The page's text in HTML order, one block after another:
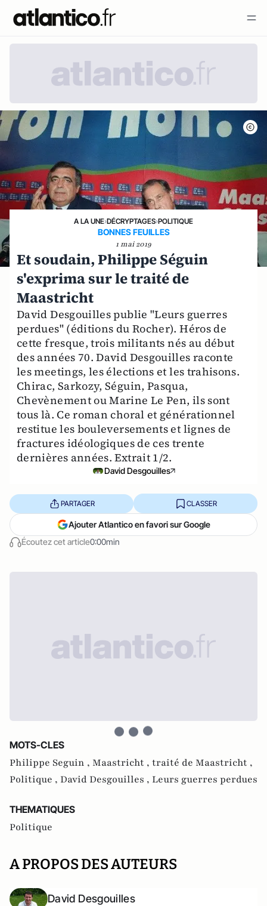
A LA UNE›DÉCRYPTAGES›POLITIQUE
BONNES FEUILLES
1 mai 2019
Et soudain, Philippe Séguin
s'exprima sur le traité de
Maastricht
David Desgouilles publie "Leurs guerres
perdues" (éditions du Rocher). Héros de
cette fresque, trois militants nés au début
des années 70. David Desgouilles raconte
les meetings, les élections et les trahisons.
Chirac, Sarkozy, Séguin, Pasqua,
Chevènement ou Marine Le Pen, ils sont
tous là. Ce roman choral et générationnel
restitue les bouleversements et lignes de
fractures idéologiques de ces trente
dernières années. Extrait 1/2.
David Desgouilles
Écoutez cet article0:00min
PARTAGER CLASSER
Ajouter Atlantico en favori sur Google
MOTS-CLES
Philippe Seguin , Maastricht , traité de Maastricht ,
Politique , David Desgouilles , Leurs guerres perdues
THEMATIQUES
Politique
A PROPOS DES AUTEURS
David Desgouilles